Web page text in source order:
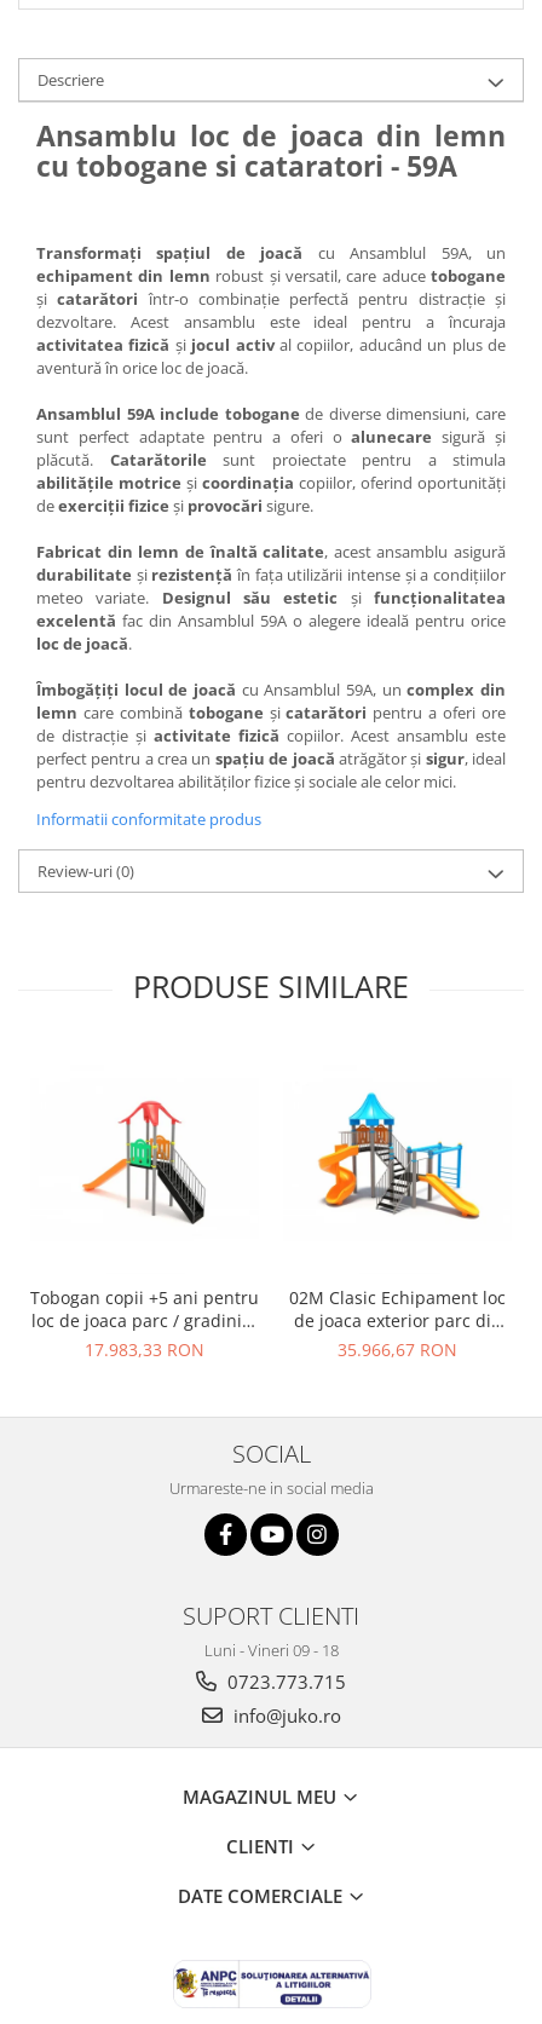
Descriere
Ansamblu loc de joaca din lemn
cu tobogane si cataratori - 59A
Transformați spațiul de joacă cu Ansamblul 59A, un
echipament din lemn robust și versatil, care aduce tobogane
șicatarători într-o combinație perfectă pentru distracție și
dezvoltare. Acest ansamblu este ideal pentru a încuraja
activitatea fizică și jocul actival copiilor, aducând un plus de
aventură în orice loc de joacă.
Ansamblul 59A include tobogane de diverse dimensiuni, care
sunt perfect adaptate pentru a oferi oalunecare sigură și
plăcută. Catarătorile sunt proiectate pentru a stimula
abilitățile motrice și coordinația copiilor, oferind oportunități
deexerciții fizice și provocări sigure.
Fabricat din lemn de înaltă calitate, acest ansamblu asigură
durabilitate și rezistență în fața utilizării intense și a condițiilor
meteo variate. Designul său estetic șifuncționalitatea
excelentă fac din Ansamblul 59A o alegere ideală pentru orice
loc de joacă.
Îmbogățiți locul de joacă cu Ansamblul 59A, uncomplex din
lemn care combină tobogane șicatarători pentru a oferi ore
de distracție și activitate fizică copiilor. Acest ansamblu este
perfect pentru a crea un spațiu de joacă atrăgător și sigur, ideal
pentru dezvoltarea abilităților fizice și sociale ale celor mici.
Informatii conformitate produs
Review-uri(0)
PRODUSE SIMILARE
Tobogan copii +5 ani pentru
loc de joaca parc / gradinita
- 01M
17.983,33 RON
02M Clasic Echipament loc
de joaca exterior parc din
metal cu Scara 2 Tobogane
35.966,67 RON
SOCIAL
Urmareste-ne in social media
SUPORT CLIENTI
Luni - Vineri 09 - 18
0723.773.715
info@juko.ro
MAGAZINUL MEU
CLIENTI
DATE COMERCIALE